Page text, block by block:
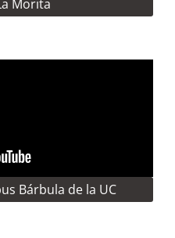
Morita
Bárbula de la UC